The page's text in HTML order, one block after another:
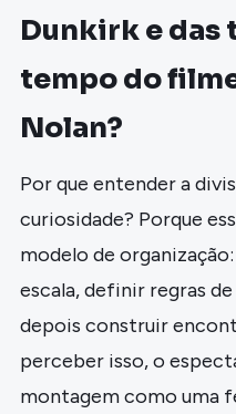
Dunkirk e das
tempo do
Nolan?
Por que entender a
curiosidade? Porque
modelo de
escala, definir regras
depois construir
perceber isso, o
montagem como uma